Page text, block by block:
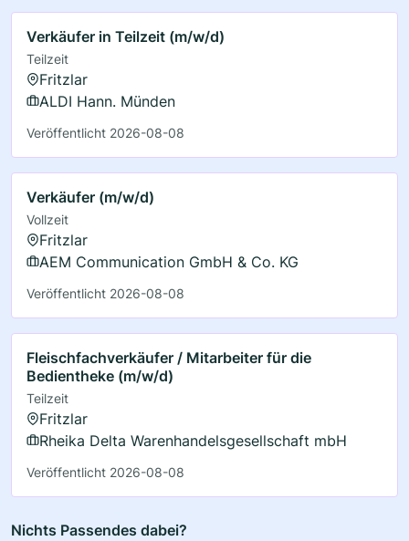
Verkäufer in Teilzeit (m/w/d)
Teilzeit
Fritzlar
ALDI Hann. Münden
Veröffentlicht 2026-08-08
Verkäufer (m/w/d)
Vollzeit
Fritzlar
AEM Communication GmbH & Co. KG
Veröffentlicht 2026-08-08
Fleischfachverkäufer / Mitarbeiter für die
Bedientheke (m/w/d)
Teilzeit
Fritzlar
Rheika Delta Warenhandelsgesellschaft mbH
Veröffentlicht 2026-08-08
Nichts Passendes dabei?